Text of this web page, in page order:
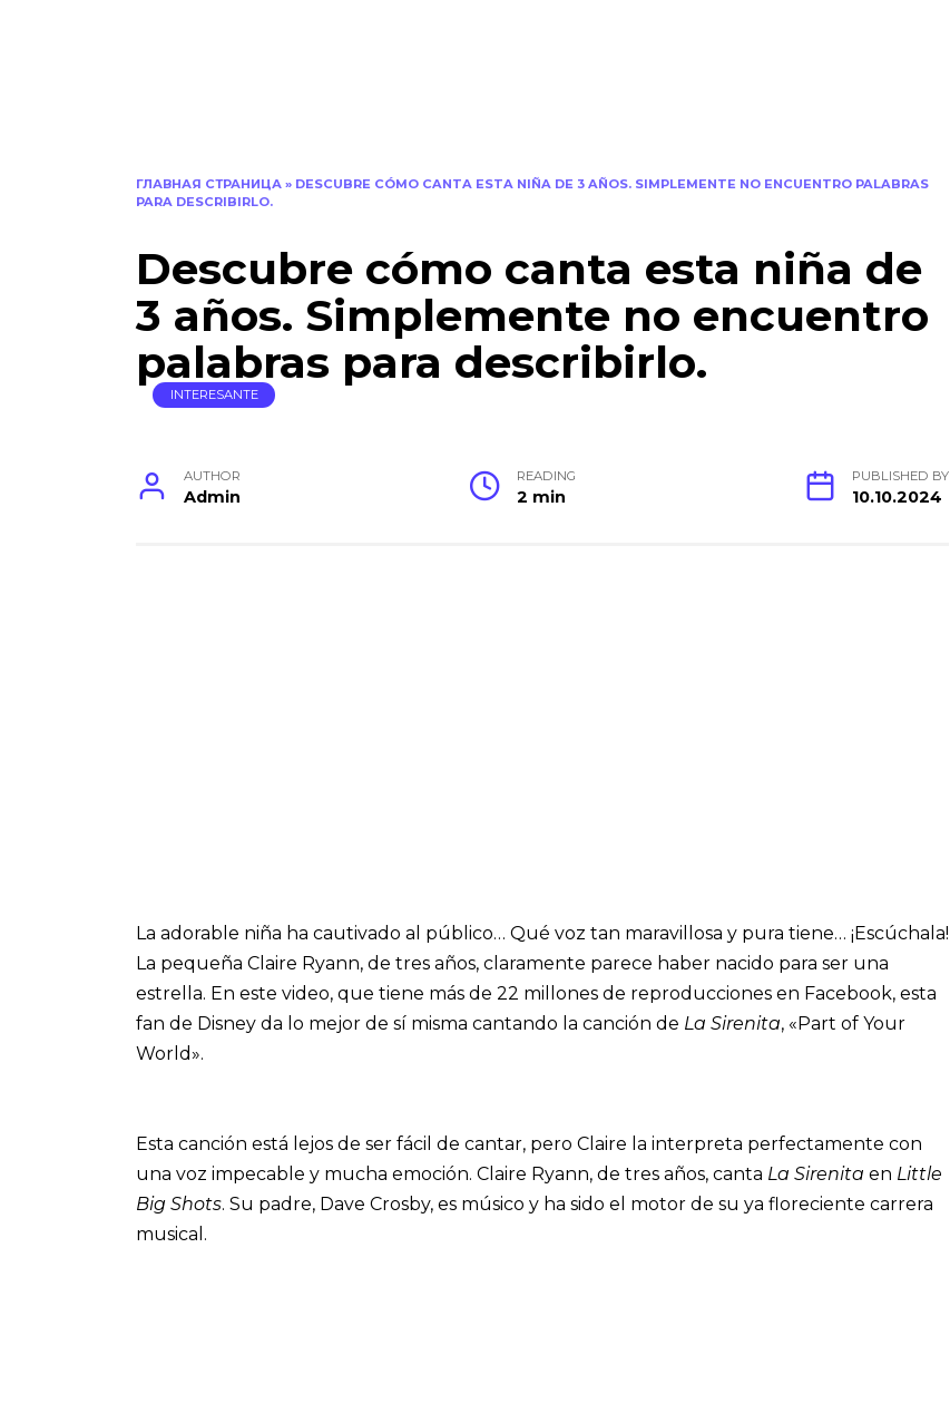
ГЛАВНАЯ СТРАНИЦА » DESCUBRE CÓMO CANTA ESTA NIÑA DE 3 AÑOS. SIMPLEMENTE NO ENCUENTRO PALABRAS
PARA DESCRIBIRLO.
Descubre cómo canta esta niña de
3 años. Simplemente no encuentro
palabras para describirlo.
INTERESANTE
AUTHOR
Admin
READING
2 min
PUBLISHED BY
10.10.2024
La adorable niña ha cautivado al público… Qué voz tan maravillosa y pura tiene… ¡Escúchala!
La pequeña Claire Ryann, de tres años, claramente parece haber nacido para ser una
estrella. En este video, que tiene más de 22 millones de reproducciones en Facebook, esta
fan de Disney da lo mejor de sí misma cantando la canción de La Sirenita, «Part of Your
World».
Esta canción está lejos de ser fácil de cantar, pero Claire la interpreta perfectamente con
una voz impecable y mucha emoción. Claire Ryann, de tres años, canta La Sirenita en Little
Big Shots. Su padre, Dave Crosby, es músico y ha sido el motor de su ya floreciente carrera
musical.